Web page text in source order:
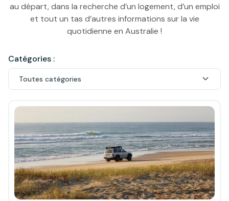
au départ, dans la recherche d’un logement, d’un emploi
et tout un tas d’autres informations sur la vie
quotidienne en Australie !
Catégories :